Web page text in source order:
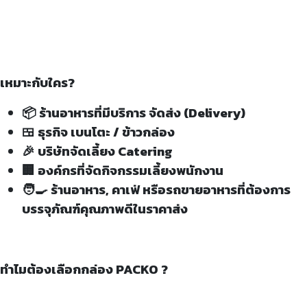
เหมาะกับใคร?
📦 ร้านอาหารที่มีบริการ จัดส่ง (Delivery)
🍱 ธุรกิจ เบนโตะ / ข้าวกล่อง
🎉 บริษัทจัดเลี้ยง Catering
🏢 องค์กรที่จัดกิจกรรมเลี้ยงพนักงาน
🧑‍🍳 ร้านอาหาร, คาเฟ่ หรือรถขายอาหารที่ต้องการ
บรรจุภัณฑ์คุณภาพดีในราคาส่ง
ทำไมต้องเลือกกล่อง PACKO ?